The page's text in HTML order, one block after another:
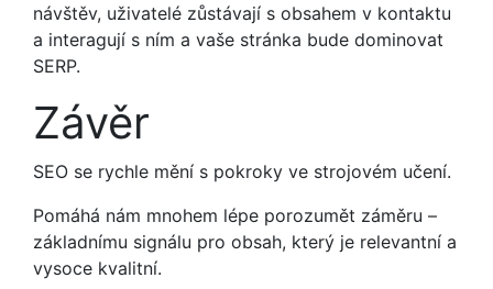
návštěv, uživatelé zůstávají s obsahem v kontaktu
a interagují s ním a vaše stránka bude dominovat
SERP.
Závěr
SEO se rychle mění s pokroky ve strojovém učení.
Pomáhá nám mnohem lépe porozumět záměru –
základnímu signálu pro obsah, který je relevantní a
vysoce kvalitní.